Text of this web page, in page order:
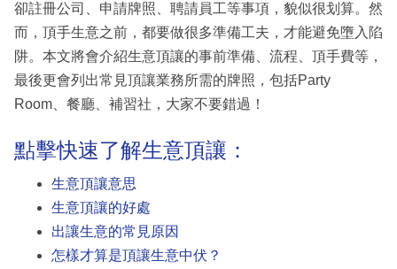
生
活
時
事
欄
訂
閱
專
區
卻註冊公司、申請牌照、聘請員工等事項，貌似很划算。然
而，頂手生意之前，都要做很多準備工夫，才能避免墮入陷
阱。本文將會介紹生意頂讓的事前準備、流程、頂手費等，
最後更會列出常見頂讓業務所需的牌照，包括Party
Room、餐廳、補習社，大家不要錯過！
點擊快速了解生意頂讓：
生意頂讓意思
生意頂讓的好處
出讓生意的常見原因
怎樣才算是頂讓生意中伏？